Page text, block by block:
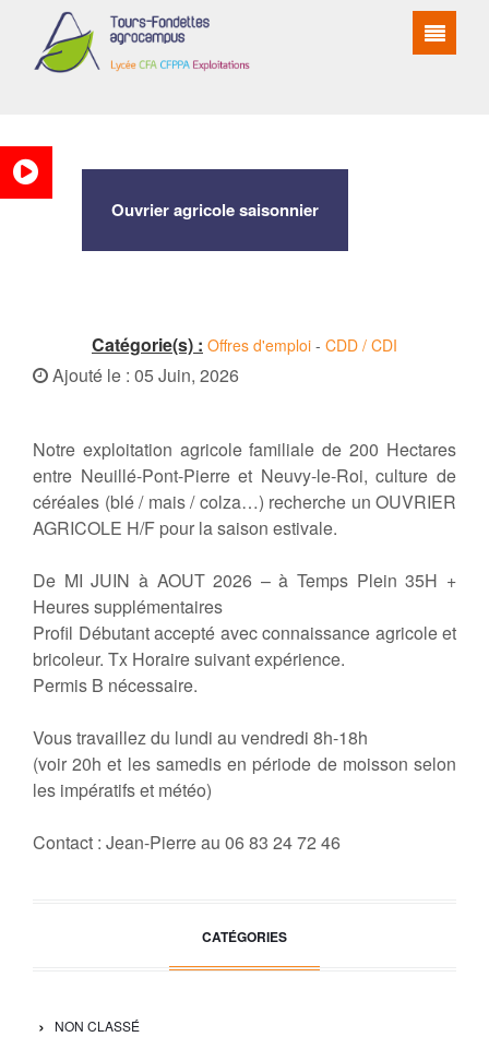
Ouvrier agricole saisonnier
Catégorie(s) : Offres d'emploi - CDD / CDI
Ajouté le : 05 Juin, 2026
Notre exploitation agricole familiale de 200 Hectares
entre Neuillé-Pont-Pierre et Neuvy-le-Roi, culture de
céréales (blé / mais / colza…) recherche un OUVRIER
AGRICOLE H/F pour la saison estivale.
De MI JUIN à AOUT 2026 – à Temps Plein 35H +
Heures supplémentaires
Profil Débutant accepté avec connaissance agricole et
bricoleur. Tx Horaire suivant expérience.
Permis B nécessaire.
Vous travaillez du lundi au vendredi 8h-18h
(voir 20h et les samedis en période de moisson selon
les impératifs et météo)
Contact : Jean-Pierre au 06 83 24 72 46
CATÉGORIES
NON CLASSÉ